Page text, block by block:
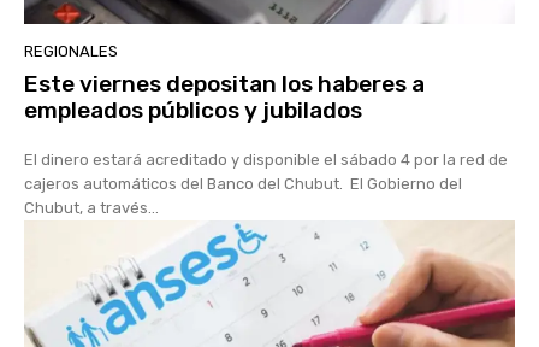
REGIONALES
Este viernes depositan los haberes a
empleados públicos y jubilados
El dinero estará acreditado y disponible el sábado 4 por la red de
cajeros automáticos del Banco del Chubut. El Gobierno del
Chubut, a través...